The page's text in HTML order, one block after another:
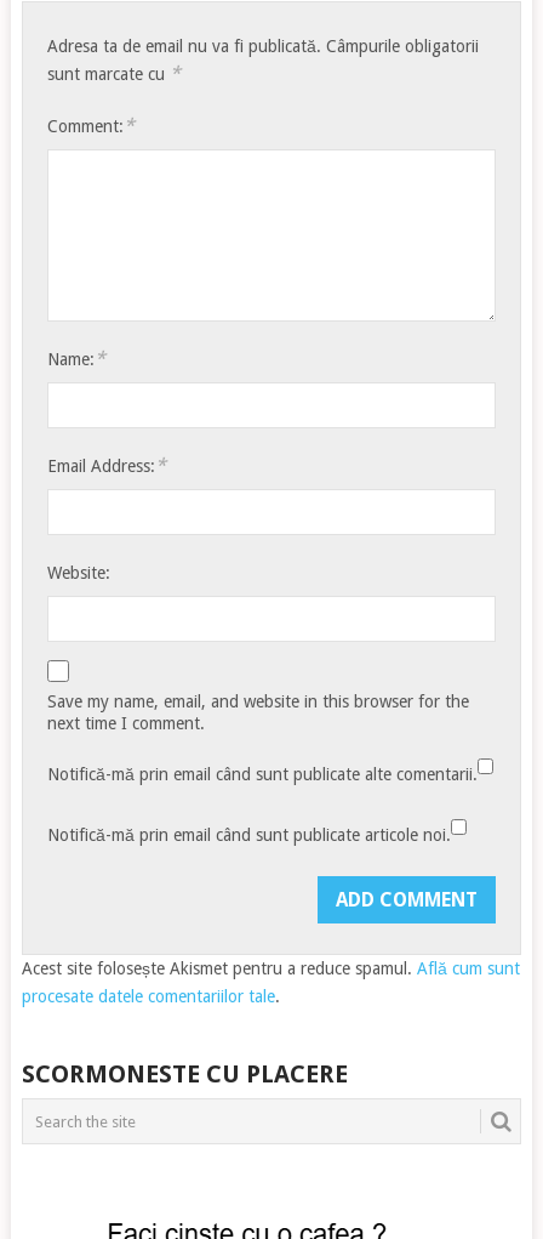
Adresa ta de email nu va fi publicată. Câmpurile obligatorii
sunt marcate cu *
Comment: *
Name: *
Email Address: *
Website:
Save my name, email, and website in this browser for the
next time I comment.
Notifică-mă prin email când sunt publicate alte comentarii.
Notifică-mă prin email când sunt publicate articole noi.
Acest site folosește Akismet pentru a reduce spamul. Află cum sunt
procesate datele comentariilor tale.
SCORMONESTE CU PLACERE